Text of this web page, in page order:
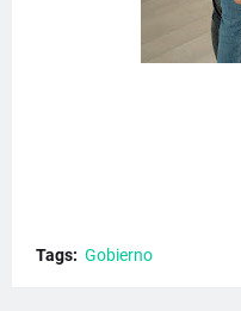
Tags: Gobierno